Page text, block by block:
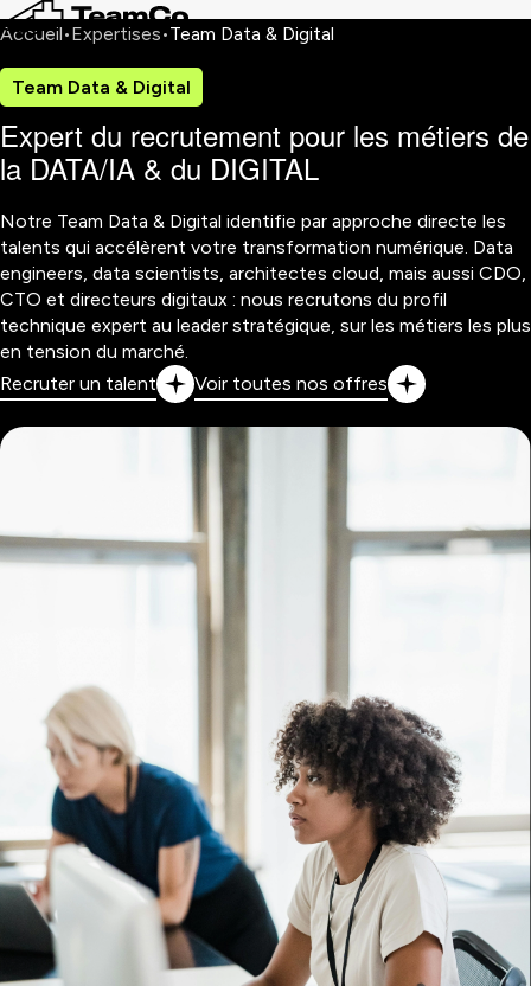
Accueil Expertises Team Data & Digital
Team Data & Digital
Expert du recrutement pour les métiers de
la DATA/IA & du DIGITAL
Notre Team Data & Digital identifie par approche directe les
talents qui accélèrent votre transformation numérique. Data
engineers, data scientists, architectes cloud, mais aussi CDO,
CTO et directeurs digitaux : nous recrutons du profil
technique expert au leader stratégique, sur les métiers les plus
en tension du marché.
Recruter un talent
Voir toutes nos offres